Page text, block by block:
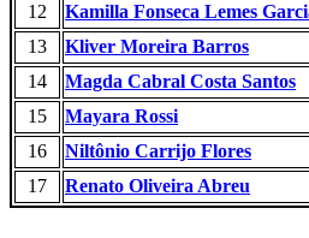
12
Kamilla Fonseca Lemes
13
Kliver Moreira Barros
14
Magda Cabral Costa Santos
15
Mayara Rossi
16
Niltônio Carrijo Flores
17
Renato Oliveira Abreu